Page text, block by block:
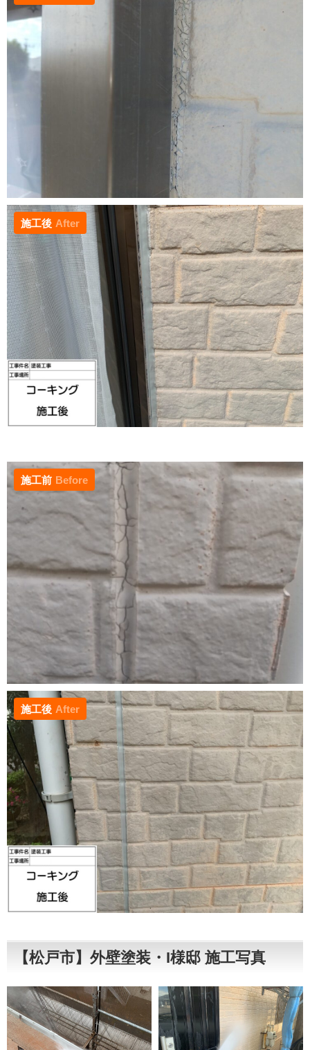
施工後 After
施工前 Before
施工後 After
【松戸市】外壁塗装・I様邸 施工写真